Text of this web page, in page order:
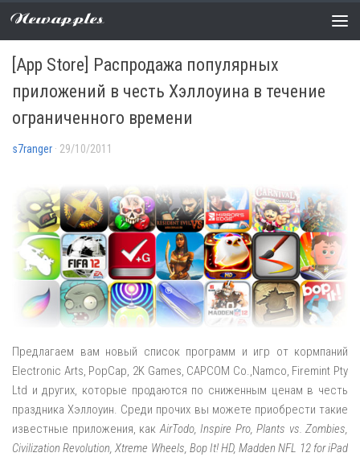
Newapples
РАСПРОДАЖИ 0 COMMENTS
[App Store] Распродажа популярных
приложений в честь Хэллоуина в течение
ограниченного времени
s7ranger · 29/10/2011
Предлагаем вам новый список программ и игр от кормпаний
Electronic Arts, PopCap, 2K Games, CAPCOM Co.,Namco, Firemint Pty
Ltd и других, которые продаются по сниженным ценам в честь
праздника Хэллоуин. Среди прочих вы можете приобрести такие
известные приложения, какAirTodo, Inspire Pro, Plants vs. Zombies,
Civilization Revolution, Xtreme Wheels, Bop It! HD, Madden NFL 12 for iPad